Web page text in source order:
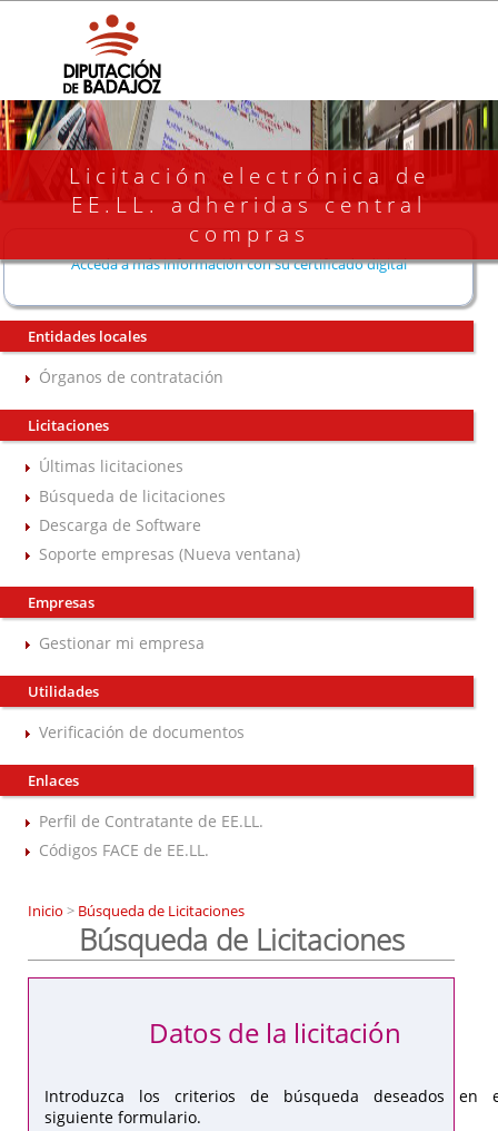
Licitación electrónica de
EE.LL. adheridas central
compras
Acceda a más información con su certificado digital
Entidades locales
Órganos de contratación
Licitaciones
Últimas licitaciones
Búsqueda de licitaciones
Descarga de Software
Soporte empresas (Nueva ventana)
Empresas
Gestionar mi empresa
Utilidades
Verificación de documentos
Enlaces
Perfil de Contratante de EE.LL.
Códigos FACE de EE.LL.
Inicio > Búsqueda de Licitaciones
Búsqueda de Licitaciones
Introduzca los criterios de búsqueda deseados en
siguiente formulario.
Datos de la licitación